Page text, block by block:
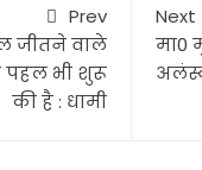
Prev
जीतने वाले
पहल भी शुरू
की है : धामी
Next
मा0